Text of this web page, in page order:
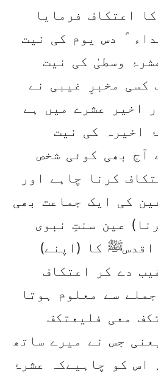
اعتکاف فرمایا
دس یوم کی نیت
وسطیٰ کی نیت
کسی مخبرِ غیبی نے
اخیر عشرے میں ہے
اخیرہ کی نیت
آج بھی کوئی شخص
کرنا چاہے اور
کی ایک جماعت بھی
عین سنتِ نبوی
اقدسﷺ کا (اپنے)
دے کر اعتکاف
سے معلوم ہوتا
معی فلیعتکف
جس نے میرے ساتھ
اس کو چاہیےکہ عشرۂ